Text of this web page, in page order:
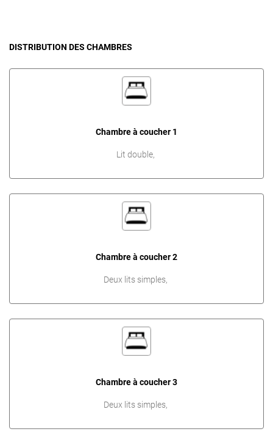
DISTRIBUTION DES CHAMBRES
Chambre à coucher 1
Lit double,
Chambre à coucher 2
Deux lits simples,
Chambre à coucher 3
Deux lits simples,